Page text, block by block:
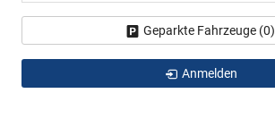
Geparkte Fahrzeuge (0)
Anmelden